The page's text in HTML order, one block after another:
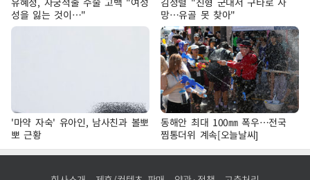
성을 잃는 것이…"
망…유골 못 찾아"
'마약 자숙' 유아인, 남사친과 볼뽀
뽀 근황
동해안 최대 100㎜ 폭우…전국
찜통더위 계속[오늘날씨]